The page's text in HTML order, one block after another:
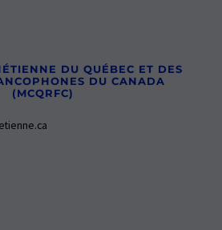
DU QUÉBEC ET DES
DU CANADA
(MCQRFC)